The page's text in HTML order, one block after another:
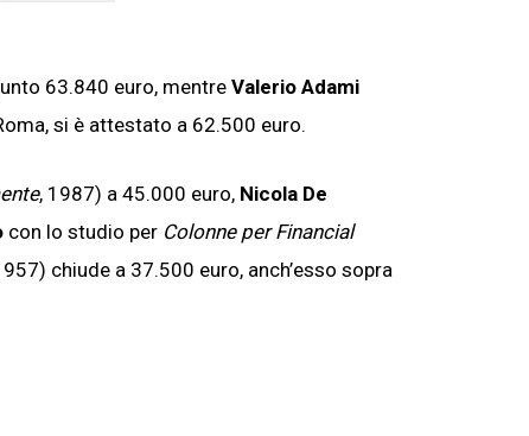
63.840 euro, mentre Valerio Adami
si è attestato a 62.500 euro.
, 1987) a 45.000 euro, Nicola De
con lo studio per Colonne per Financial
chiude a 37.500 euro, anch’esso sopra